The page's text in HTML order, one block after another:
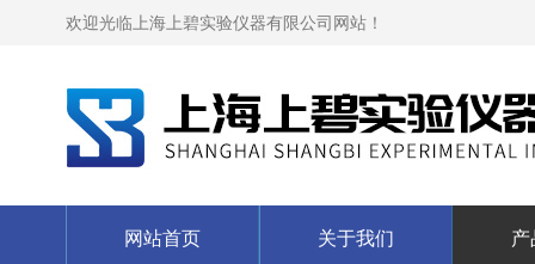
欢迎光临上海上碧实验仪器有限公司网站！
网站首页 关于我们 产